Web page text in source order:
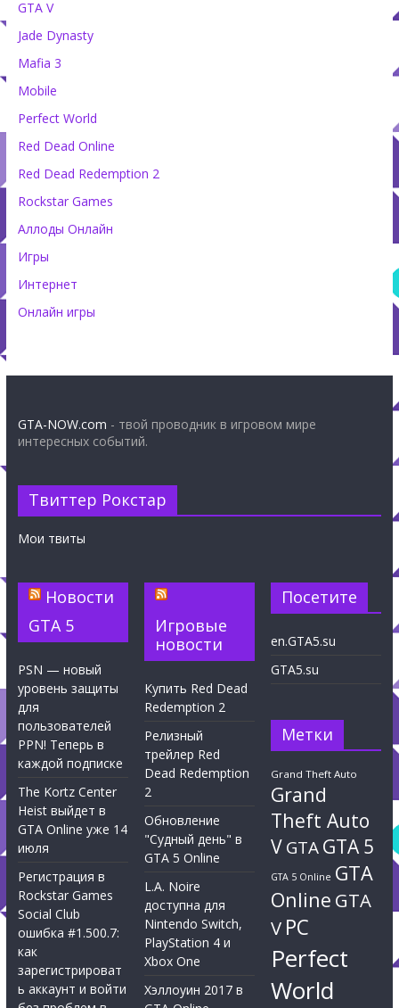
GTA V
Jade Dynasty
Mafia 3
Mobile
Perfect World
Red Dead Online
Red Dead Redemption 2
Rockstar Games
Аллоды Онлайн
Игры
Интернет
Онлайн игры
GTA-NOW.com - твой проводник в игровом мире
интересных событий.
Твиттер Рокстар
Мои твиты
Новости
GTA 5
PSN — новый
уровень защиты
для
пользователей
PPN! Теперь в
каждой подписке
The Kortz Center
Heist выйдет в
GTA Online уже 14
июля
Регистрация в
Rockstar Games
Social Club
ошибка #1.500.7:
как
зарегистрироват
ь аккаунт и войти
Игровые
новости
Купить Red Dead
Redemption 2
Релизный
трейлер Red
Dead Redemption
2
Обновление
"Судный день" в
GTA 5 Online
L.A. Noire
доступна для
Nintendo Switch,
PlayStation 4 и
Xbox One
Хэллоуин 2017 в
Посетите
en.GTA5.su
GTA5.su
Метки
Grand Theft Auto
Grand
Theft Auto
VGTAGTA 5
GTA 5 Online GTA
Online GTA
V PC
Perfect
World